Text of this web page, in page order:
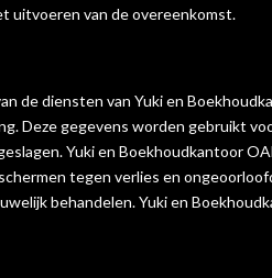
uitvoeren van de overeenkomst.
de diensten van Yuki en
Deze gegevens worden gebruikt
Yuki en Boekhoudkantoor
tegen verlies en
behandelen. Yuki en